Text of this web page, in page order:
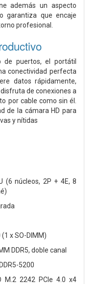
además un aspecto
garantiza que encaje
profesional.
de puertos, el portátil
conectividad perfecta
datos rápidamente,
de conexiones a
por cable como sin él.
de la cámara HD para
y nítidas
(6 núcleos, 2P + 4E, 8
x SO-DIMM)
DDR5, doble canal
5200
M.2 2242 PCIe 4.0 x4